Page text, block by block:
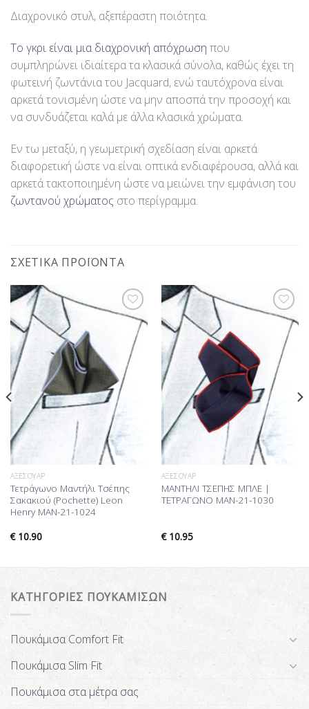
Διαχρονικό στυλ, αξεπέραστη ποιότητα.
Το γκρι είναι μια διαχρονική απόχρωση που
συμπληρώνει ιδιαίτερα τα κλασικά σύνολα, καθώς έχει τη
φωτεινή ζωντάνια του Jacquard, ενώ ταυτόχρονα είναι
αρκετά τονισμένη ώστε να μην αποσπά την προσοχή και
να συνδυάζεται καλά με άλλα κλασικά χρώματα.
Εν τω μεταξύ, η γεωμετρική σχεδίαση είναι αρκετά
διαφορετική ώστε να είναι οπτικά ενδιαφέρουσα, αλλά και
αρκετά τακτοποιημένη ώστε να μειώνει την εμφάνιση του
ζωντανού χρώματος στο περίγραμμα.
ΣΧΕΤΙΚΆ ΠΡΟΪΌΝΤΑ
Προσθήκη
στη Λίστα
Επιθυμίας
ΑΞΕΣΟΥΆΡ
Τετράγωνο Μαντήλι Τσέπης
Σακακιού (Pochette) Leon
Henry MAN-21-1024
€10.90
Προσθήκη
στη Λίστα
Επιθυμίας
ΑΞΕΣΟΥΆΡ
ΜΑΝΤΗΛΙ ΤΣΕΠΗΣ ΜΠΛΕ |
ΤΕΤΡΑΓΩΝΟ MAN-21-1030
€10.95
ΚΑΤΗΓΟΡΙΕΣ ΠΟΥΚΑΜΙΣΩΝ
Πουκάμισα Comfort Fit
Πουκάμισα Slim Fit
Πουκάμισα στα μέτρα σας